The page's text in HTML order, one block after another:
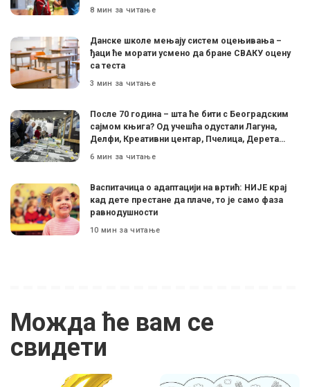
8 мин за читање
Данске школе мењају систем оцењивања –
ђаци ће морати усмено да бране СВАКУ оцену
са теста
3 мин за читање
После 70 година – шта ће бити с Београдским
сајмом књига? Од учешћа одустали Лагуна,
Делфи, Креативни центар, Пчелица, Дерета…
6 мин за читање
Васпитачица о адаптацији на вртић: НИЈЕ крај
кад дете престане да плаче, то је само фаза
равнодушности
10 мин за читање
Можда ће вам се
свидети